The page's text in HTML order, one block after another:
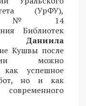
(УрФУ),
№ 14
Библиотек
Даниила
Кушвы после
можно
как успешное
но и как